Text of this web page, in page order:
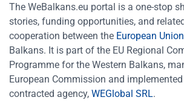
The WeBalkans.eu portal is a one-stop
stories, funding opportunities, and
cooperation between the European Union
Balkans. It is part of the EU Regional
Programme for the Western Balkans,
European Commission and
contracted agency, WEGlobal SRL.